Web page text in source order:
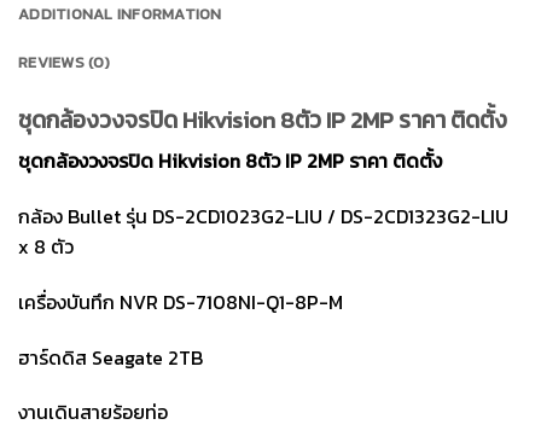
ADDITIONAL INFORMATION
REVIEWS (0)
ชุดกล้องวงจรปิด Hikvision 8ตัว IP 2MP ราคา ติดตั้ง
ชุดกล้องวงจรปิด Hikvision 8ตัว IP 2MP ราคา ติดตั้ง
กล้อง Bullet รุ่น DS-2CD1023G2-LIU / DS-2CD1323G2-LIU
x 8 ตัว
เครื่องบันทึก NVR DS-7108NI-Q1-8P-M
ฮาร์ดดิส Seagate 2TB
งานเดินสายร้อยท่อ